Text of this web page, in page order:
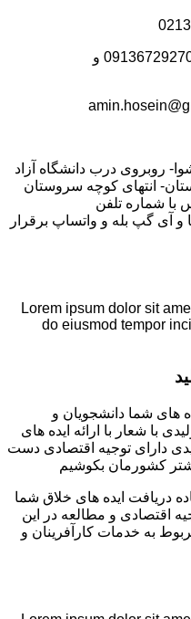
شماره های همراه مدیریت شرکت: 09136729270 و
روبروی درب دانشگاه آزاد
انتهای کوچه سروستان
تماس با شماره تلفن
روبیکا و آی گپ بله و واتساپ برقرار
Lorem ipsum dolor sit
do eiusmod tempor
های شما دانشجویان و
با شعار با ارائه ایده های
دارای توجیه اقتصادی دست
کشورمان بکوشیم
ایده های خلاق شما
اقتصادی و مطالعه در این
به خدمات کارآفرینان و